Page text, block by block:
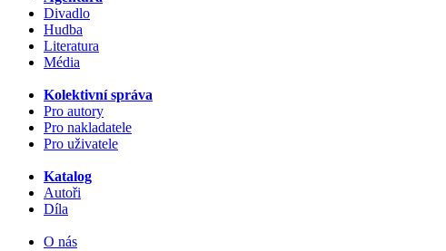
Divadlo
Hudba
Literatura
Média
Kolektivní správa
Pro autory
Pro nakladatele
Pro uživatele
Katalog
Autoři
Díla
O nás